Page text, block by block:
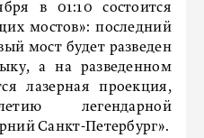
в 01:10 состоится
мостов»: последний
мост будет разведен
а на разведенном
лазерная проекция,
легендарной
Санкт-Петербург».